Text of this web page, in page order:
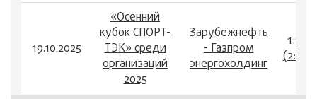
19.10.2025
«Осенний
кубок СПОРТ-
ТЭК» среди
организаций
2025
Зарубежнефть
- Газпром
энергохолдинг
1:1
(2:1)